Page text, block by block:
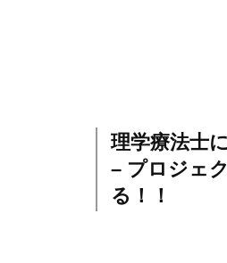
理学療法士
– プロジェ
る！！